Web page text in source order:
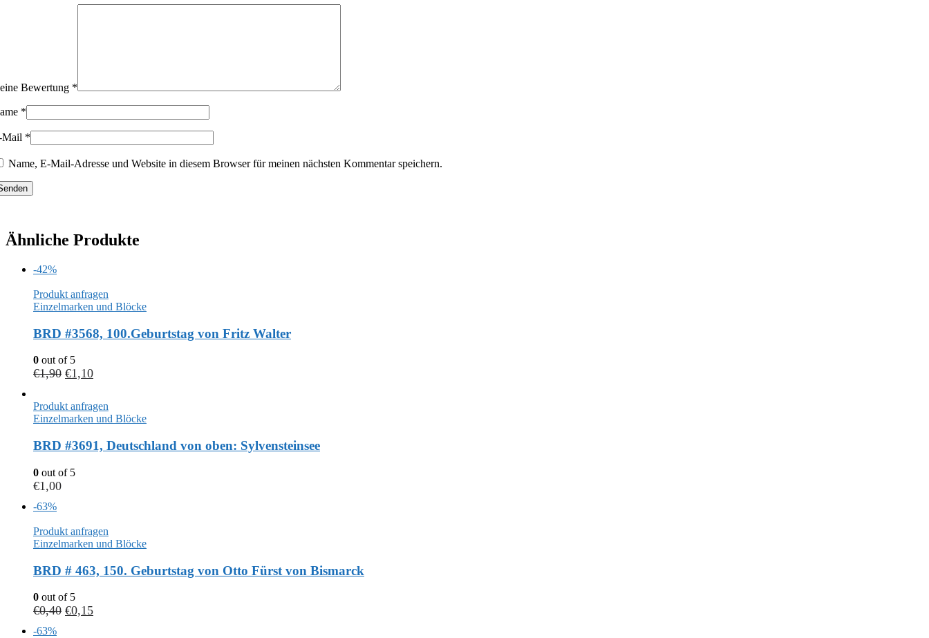
Bewertung *
*
Mail *
Name, E-Mail-Adresse und Website in diesem Browser für meinen nächsten Kommentar speichern.
Ähnliche Produkte
-42%
Produkt anfragen
Einzelmarken und Blöcke
BRD #3568, 100.Geburtstag von Fritz Walter
0 out of 5
€1,90 €1,10
Produkt anfragen
Einzelmarken und Blöcke
BRD #3691, Deutschland von oben: Sylvensteinsee
0 out of 5
€1,00
-63%
Produkt anfragen
Einzelmarken und Blöcke
BRD # 463, 150. Geburtstag von Otto Fürst von Bismarck
0 out of 5
€0,40 €0,15
-63%